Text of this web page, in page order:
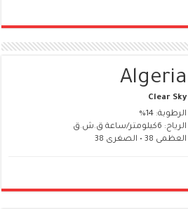
Algeria
Clear Sky
الرطوبة: 14%
الرياح: 6كيلومتر/ساعة ق.ش.ق‎
العظمى 38 • الصغرى 38